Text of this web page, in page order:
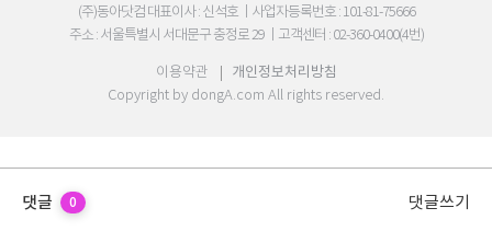
댓글 0 댓글쓰기
(주)동아닷컴 대표이사 : 신석호 | 사업자등록번호 : 101-81-75666
주소 : 서울특별시 서대문구 충정로 29 | 고객센터 : 02-360-0400(4번)
이용약관
| 개인정보처리방침
Copyright by dongA.com All rights reserved.